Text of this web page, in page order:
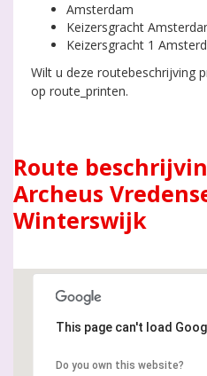
Amsterdam
Keizersgracht
Keizersgracht 1
Wilt u deze routebeschrijving
op route_printen.
Route
Archeus
Winterswijk
This page can't load
Do you own this website?